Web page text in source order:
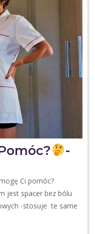
-
Ci pomóc?
jest spacer bez bólu
-stosuje te same